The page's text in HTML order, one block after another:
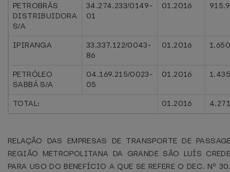
PETROBRÁS
DISTRIBUIDORA
S/A
34.274.233/0149-
01
01.2016
IPIRANGA
33.337.122/0043-
86
01.2016
PETRÓLEO
SABBÁ S/A
04.169.215/0023-
05
01.2016
TOTAL: 01.2016
RELAÇÃO DAS EMPRESAS DE TRANSPORTE DE
REGIÃO METROPOLITANA DA GRANDE SÃO LUÍS
PARA USO DO BENEFÍCIO A QUE SE REFERE O DEC. Nº